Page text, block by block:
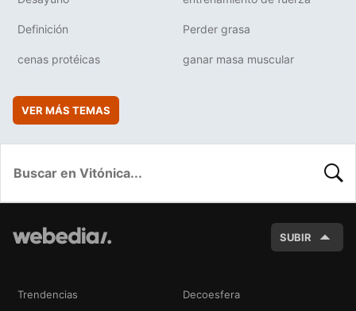
Definición Perder grasa
cenas protéicas ganar masa muscular
VER MÁS TEMAS
SUBIR
Trendencias Decoesfera